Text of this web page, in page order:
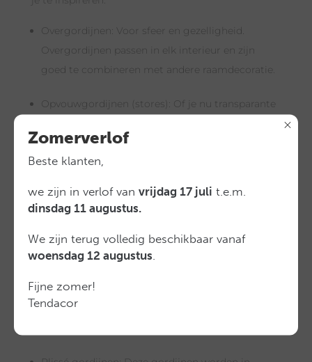
Overgordijnen: Voor sfeer en gezelligheid.
Overgordijnen passen in elk interieur en zijn
goed te combineren met andere raamdecoratie.
Opvouwgordijnen (stores): Of je nu transparante
opvouwgordijnen kan het allebei.
polyester of een ander type doek, de
mogelijkheden zijn enorm. Ook de
transparantiegraad kan naar wens worden
aangepast.
Duorolgordijnen: Deze systemen gebruiken een
dubbel lopende stof waardoor je overdag inkijk
Zomerverlof
Beste klanten,
we zijn in verlof van vrijdag 17 juli t.e.m.
dinsdag 11 augustus.
We zijn terug volledig beschikbaar vanaf
woensdag 12 augustus
Fijne zomer!
Tendacor